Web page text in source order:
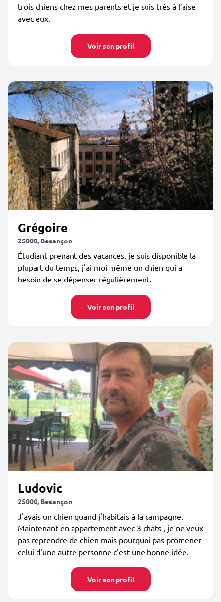
trois chiens chez mes parents et je suis très à l’aise
avec eux.
Voir son profil
Grégoire
25000, Besançon
Étudiant prenant des vacances, je suis disponible la
plupart du temps, j'ai moi même un chien qui a
besoin de se dépenser régulièrement.
Voir son profil
Ludovic
25000, Besançon
J'avais un chien quand j'habitais à la campagne.
Maintenant en appartement avec 3 chats , je ne veux
pas reprendre de chien mais pourquoi pas promener
celui d'une autre personne c'est une bonne idée.
Voir son profil